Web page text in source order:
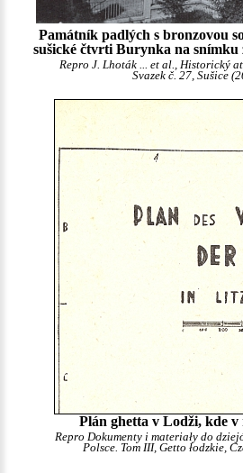
Památník padlých s bronzovou
sušické čtvrti Burynka na snímku
Repro J. Lhoták ... et al., Historický
Svazek č. 27, Sušice
Plán ghetta v Lodži, kde v
Repro Dokumenty i materiały do
Polsce. Tom III, Getto łodzkie,